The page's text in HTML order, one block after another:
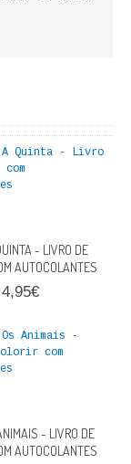
- LIVRO DE
AUTOCOLANTES
4,95€
- LIVRO DE
AUTOCOLANTES